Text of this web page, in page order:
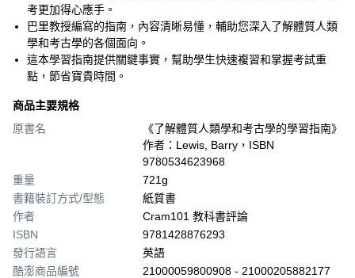
考更加得心應手。
巴里教授編寫的指南，內容清晰易懂，輔助您深入了解體質人類
學和考古學的各個面向。
這本學習指南提供關鍵事實，幫助學生快速複習和掌握考試重
點，節省寶貴時間。
商品主要規格
原書名
《了解體質人類學和考古學的學習指南》
作者：Lewis, Barry，ISBN
9780534623968
重量
721g
書籍裝訂方式/型態
紙質書
作者
Cram101 教科書評論
ISBN
9781428876293
發行語言
英語
酷澎商品編號
21000059800908 - 21000205882177